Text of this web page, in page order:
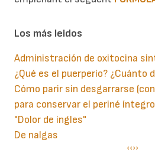
Los más leidos
Administración de oxitocina
¿Qué es el puerperio? ¿Cuánto
Cómo parir sin desgarrarse
para conservar el periné
"Dolor de ingles"
De nalgas
Página
‹‹››